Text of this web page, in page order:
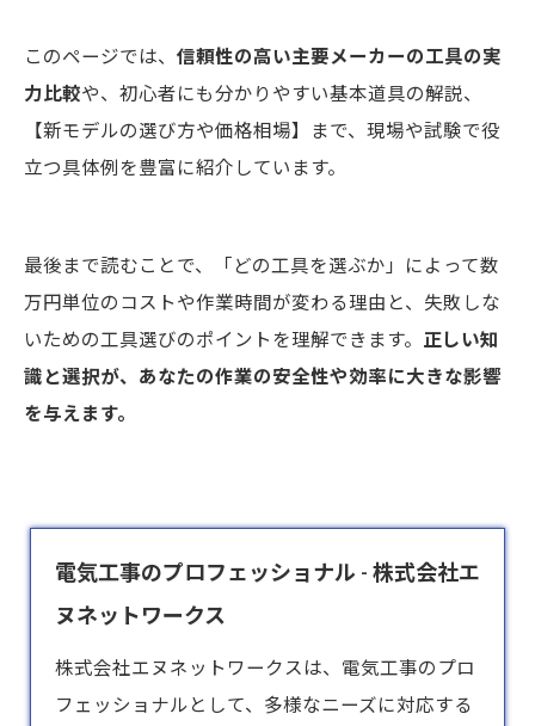
このページでは、 信頼性の高い主要メーカーの工具の実
力比較や、初心者にも分かりやすい基本道具の解説、
【新モデルの選び方や価格相場】まで、現場や試験で役
立つ具体例を豊富に紹介しています。
最後まで読むことで、「どの工具を選ぶか」によって数
万円単位のコストや作業時間が変わる理由と、失敗しな
いための工具選びのポイントを理解できます。 正しい知
識と選択が、あなたの作業の安全性や効率に大きな影響
を与えます。
電気工事のプロフェッショナル - 株式会社エ
ヌネットワークス
株式会社エヌネットワークスは、 電気工事のプロ
フェッショナルとして、多様なニーズに対応する